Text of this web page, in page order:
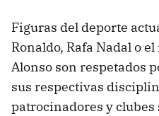
Figuras del deporte
Ronaldo, Rafa Nadal o
Alonso son respetados
sus respectivas
patrocinadores y clubes